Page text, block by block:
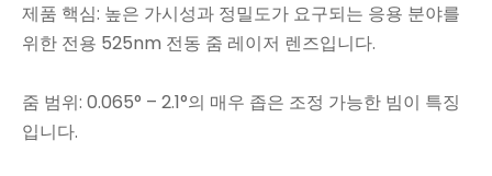
제품 핵심: 높은 가시성과 정밀도가 요구되는 응용 분야를
위한 전용 525nm 전동 줌 레이저 렌즈입니다.
줌 범위: 0.065° – 2.1°의 매우 좁은 조정 가능한 빔이 특징
입니다.